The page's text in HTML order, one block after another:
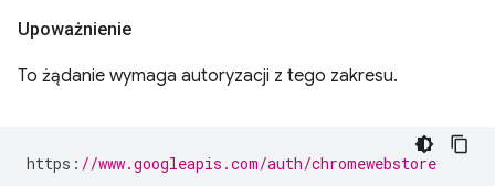
Upoważnienie
To żądanie wymaga autoryzacji z tego zakresu.
https : //www.googleapis.com/auth/chromewebstore